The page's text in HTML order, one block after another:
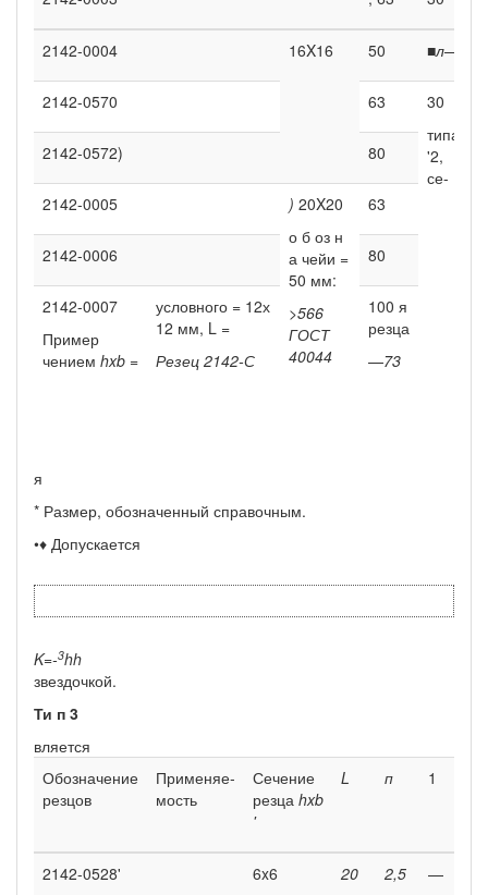
2142-0004 16X16 50 ■л—
2142-0570 63
30
типа
'2,
се-
2142-0572) 80
2142-0005 ) 20X20
о б оз н
а чейи =
50 мм:
>566
ГОСТ
40044
63
2142-0006 80
2142-0007
Пример
чением hxb =
условного = 12х
12 мм, L =
Резец 2142-С
100 я
резца
—73
я
* Размер, обозначенный справочным.
•♦ Допускается
K=-3hh
звездочкой.
Ти п 3
вляется
Обозначение
резцов
Применяе­
мость
Сечение
резца hxb
'
L п 1
2142-0528'
6x6
20 2,5 —